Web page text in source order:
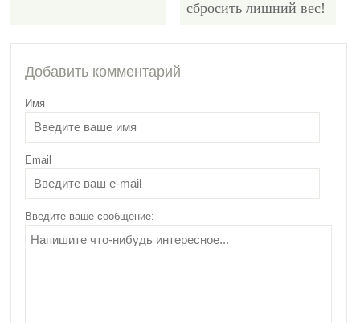
сбросить лишний вес!
Диета на соленых
огурцах: описание,
меню, эффективность
Добавить комментарий
Имя
Email
Введите ваше сообщение: